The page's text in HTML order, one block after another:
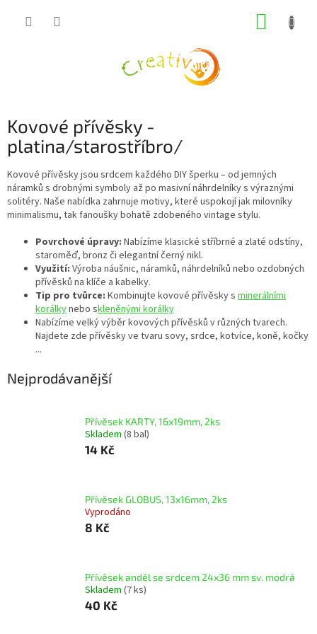
Kovové přívěsky -
platina/starostříbro/
Kovové přívěsky jsou srdcem každého DIY šperku – od jemných
náramků s drobnými symboly až po masivní náhrdelníky s výraznými
solitéry. Naše nabídka zahrnuje motivy, které uspokojí jak milovníky
minimalismu, tak fanoušky bohatě zdobeného vintage stylu.
Povrchové úpravy: Nabízíme klasické stříbrné a zlaté odstíny,
staroměď, bronz či elegantní černý nikl.
Využití: Výroba náušnic, náramků, náhrdelníků nebo ozdobných
přívěsků na klíče a kabelky.
Tip pro tvůrce: Kombinujte kovové přívěsky s minerálními
korálkynebo skleněnými korálky
Nabízíme velký výběr kovových přívěsků v různých tvarech.
Najdete zde přívěsky ve tvaru sovy, srdce, kotvíce, koně, kočky
...
Nejprodávanější
Přívěsek KARTY, 16x19mm, 2ks
Skladem (8 bal)
14 Kč
Přívěsek GLOBUS, 13x16mm, 2ks
Vyprodáno
8 Kč
Přívěsek anděl se srdcem 24x36 mm sv. modrá
Skladem (7 ks)
40 Kč